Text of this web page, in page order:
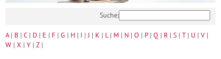
Suche:
A| B |C| D | E | F |G | H | I |J | K | L| M | N |O | P|Q | R |S |T| U |V |
W |X |Y |Z|